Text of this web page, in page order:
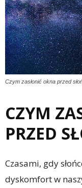
Czym zasłonić okna przed
CZYM
PRZED
Czasami, gdy
dyskomfort w